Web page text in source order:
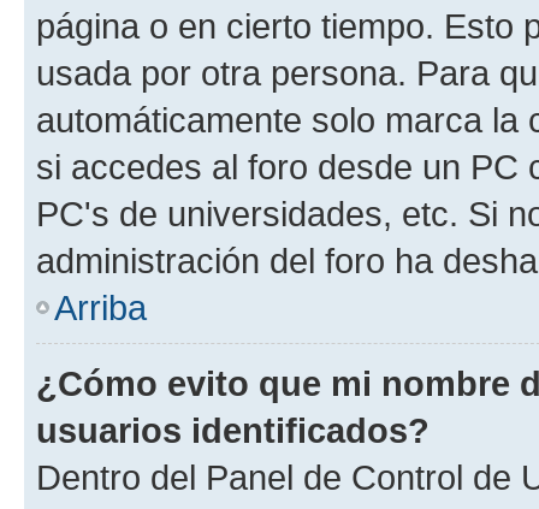
página o en cierto tiempo. Esto
usada por otra persona. Para
automáticamente solo marca la
si accedes al foro desde un PC
PC's de universidades, etc. Si
administración del foro ha
Arriba
¿Cómo evito que mi nombre
usuarios identificados?
Dentro del Panel de Control de